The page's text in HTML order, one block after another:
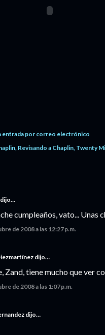
entrada por correo electrónico
Revisando a Chaplin Twenty
dijo…
cumpleaños, vato... Unas
de 2008 a las 12:27 p.m.
dijo…
Zand, tiene mucho que ver
de 2008 a las 1:07 p.m.
dijo…